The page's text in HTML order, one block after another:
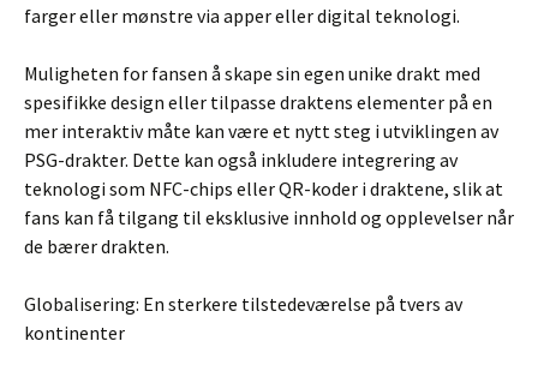
farger eller mønstre via apper eller digital teknologi.
Muligheten for fansen å skape sin egen unike drakt med
spesifikke design eller tilpasse draktens elementer på en
mer interaktiv måte kan være et nytt steg i utviklingen av
PSG-drakter. Dette kan også inkludere integrering av
teknologi som NFC-chips eller QR-koder i draktene, slik at
fans kan få tilgang til eksklusive innhold og opplevelser når
de bærer drakten.
Globalisering: En sterkere tilstedeværelse på tvers av
kontinenter